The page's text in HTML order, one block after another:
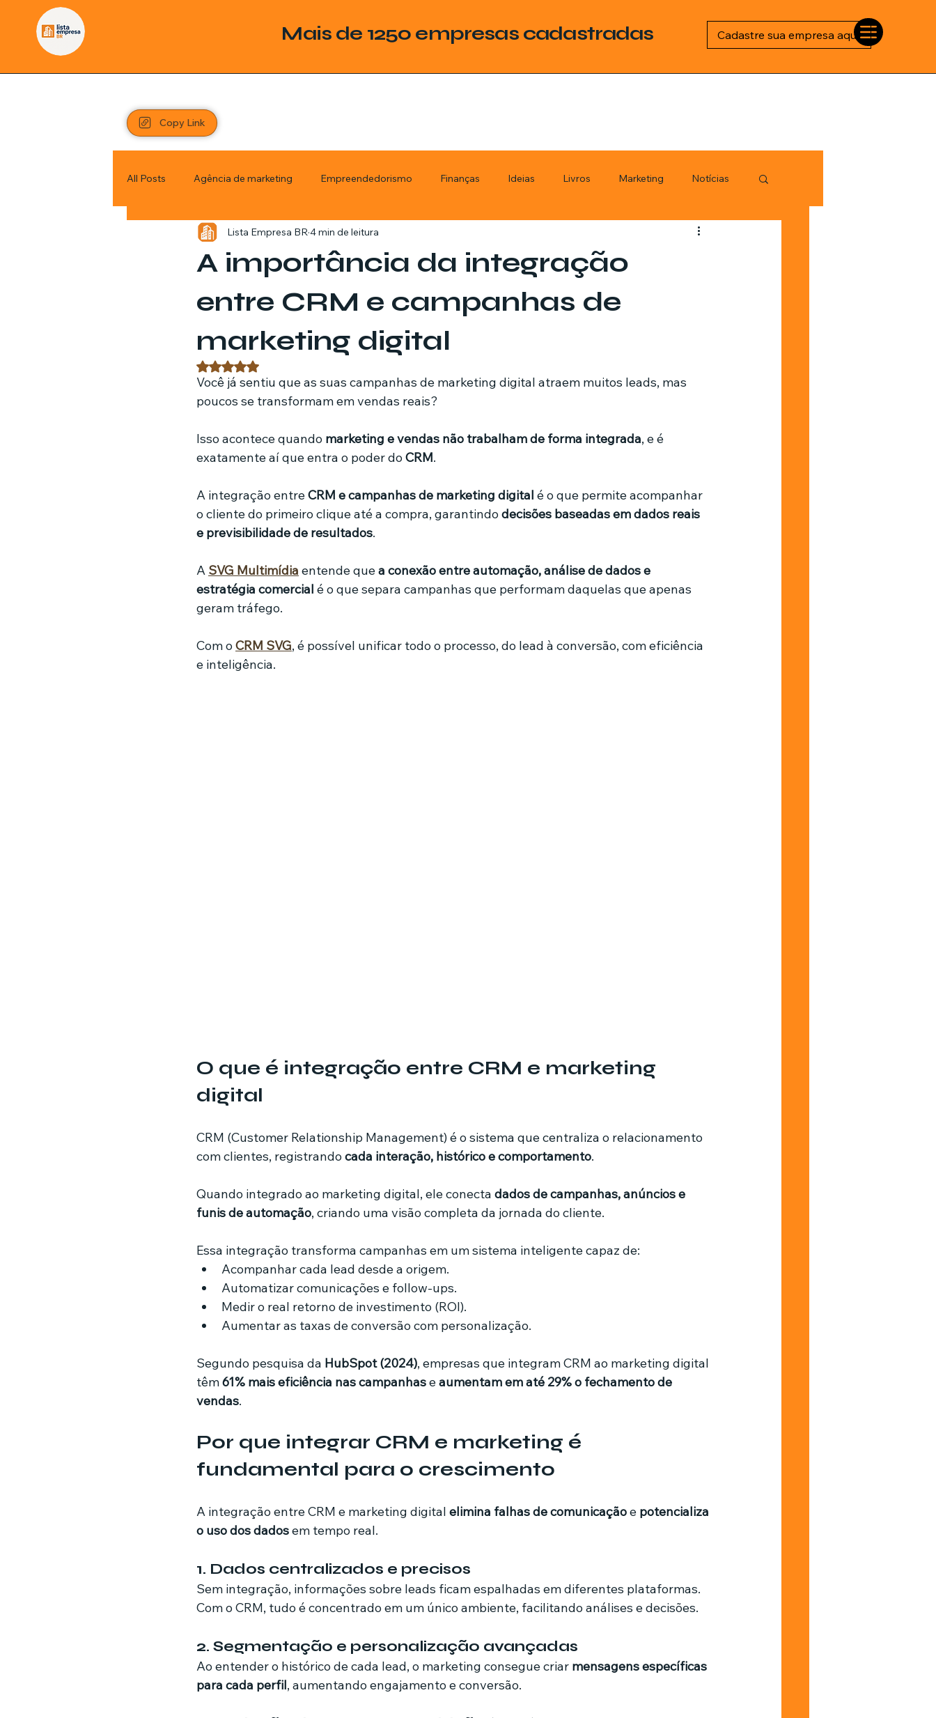
Mais de 1250 empresas cadastradas Cadastre sua empresa aqui
Copy Link
All Posts Agência de marketing Empreendedorismo Finanças Ideias Livros Marketing Notícias
Saúde Sem categoria Tecnologia
Educação Tecnologia
Estratégias de marketing Filmes e séries Noticias em alta
Jardinagem Clínica Nutricionista
A importância da integração
entre CRM e campanhas de
marketing digital
Lista Empresa BR 4 min de leitura
Avaliado com NaN de 5 estrelas.
Você já sentiu que as suas campanhas de marketing digital atraem muitos leads, mas
poucos se transformam em vendas reais?
Isso acontece quando marketing e vendas não trabalham de forma integrada, e é
exatamente aí que entra o poder do CRM.
A integração entre CRM e campanhas de marketing digital é o que permite acompanhar
o cliente do primeiro clique até a compra, garantindo decisões baseadas em dados reais
e previsibilidade de resultados.
A SVG Multimídia entende que a conexão entre automação, análise de dados e
estratégia comercial é o que separa campanhas que performam daquelas que apenas
geram tráfego.
Com o CRM SVG, é possível unificar todo o processo, do lead à conversão, com eficiência
e inteligência.
O que é integração entre CRM e marketing
digital
CRM (Customer Relationship Management) é o sistema que centraliza o relacionamento
com clientes, registrando cada interação, histórico e comportamento.
Quando integrado ao marketing digital, ele conecta dados de campanhas, anúncios e
funis de automação, criando uma visão completa da jornada do cliente.
Essa integração transforma campanhas em um sistema inteligente capaz de:
Acompanhar cada lead desde a origem.
Automatizar comunicações e follow-ups.
Medir o real retorno de investimento (ROI).
Aumentar as taxas de conversão com personalização.
Segundo pesquisa da HubSpot (2024), empresas que integram CRM ao marketing digital
têm 61% mais eficiência nas campanhas e aumentam em até 29% o fechamento de
vendas.
Por que integrar CRM e marketing é
fundamental para o crescimento
A integração entre CRM e marketing digital elimina falhas de comunicação e potencializa
o uso dos dados em tempo real.
1. Dados centralizados e precisos
Sem integração, informações sobre leads ficam espalhadas em diferentes plataformas.
Com o CRM, tudo é concentrado em um único ambiente, facilitando análises e decisões.
2. Segmentação e personalização avançadas
Ao entender o histórico de cada lead, o marketing consegue criar mensagens específicas
para cada perfil, aumentando engajamento e conversão.